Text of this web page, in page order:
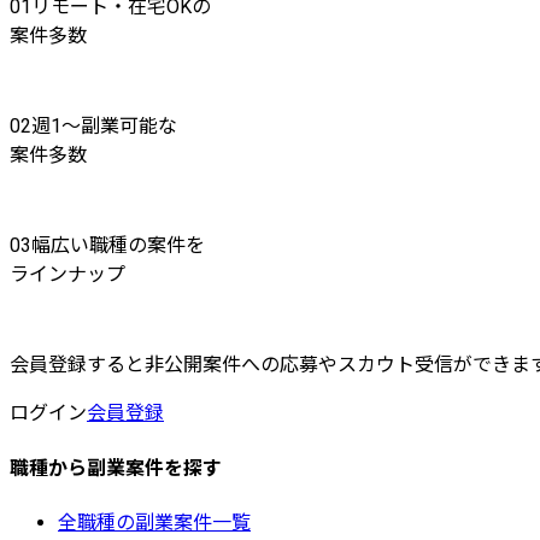
01 リモート・在宅OKの
案件多数
02週1〜副業可能な
案件多数
03幅広い職種の案件を
ラインナップ
会員登録すると非公開案件への応募やスカウト受信ができま
ログイン会員登録
職種から副業案件を探す
全職種の副業案件一覧